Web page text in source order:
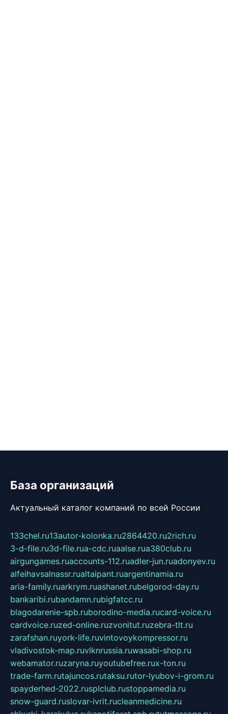
База организаций
Актуальный каталог компаний по всей России
133chel.ru13autor-kolonka.ru2864420.ru2rich.ru
3-d-file.ru3d-file.rua-cdc.ruaalse.rua380club.ru
airgungames.ruaccounts-112.ruadler-jun.ruadonyev.ru
alfeihavsalnassr.rualtaipant.ruargentinamia.ru
aria-family.ruarkrym.ruashanet.rubelgorod-day.ru
bankaribi.rubandamn.rubigfatcc.ru
blagodarenie-spb.ruborodino-media.rucard-voice.ru
cardvoice.ruzed-online.ruzvonitut.ruzebra-tlt.ru
zarafshan.ruyork-life.ruvintovoykompressor.ru
vladivostok-map.ruvlknrussia.ruwasabi-shop.ru
webamator.ruzaryna.ruyoutubefree.rux-ton.ru
trade-farm.rutajuncos.rutaksu.rutor-lyubov-i-grom.ru
spayderhed-2022.rusplclub.rustoppamedia.ru
snow-guard.ruslovar-ivrit.rucleanmedicine.ru